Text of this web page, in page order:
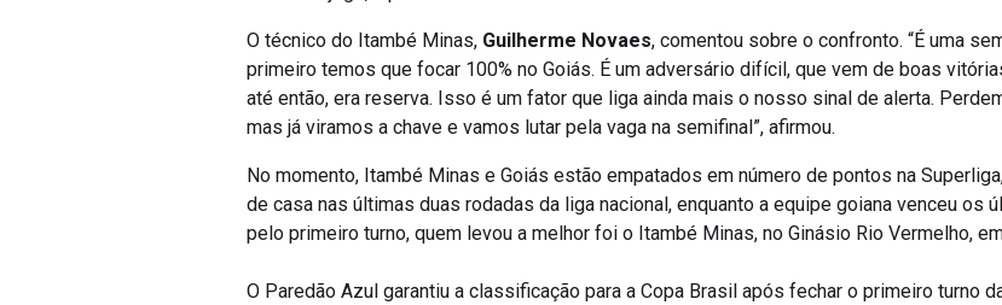
O técnico do Itambé Minas, Guilherme Novaes, comentou sobre o confronto. “É uma
primeiro temos que focar 100% no Goiás. É um adversário difícil, que vem de boas
até então, era reserva. Isso é um fator que liga ainda mais o nosso sinal de alerta.
mas já viramos a chave e vamos lutar pela vaga na semifinal”, afirmou.
No momento, Itambé Minas e Goiás estão empatados em número de pontos na
de casa nas últimas duas rodadas da liga nacional, enquanto a equipe goiana venceu
pelo primeiro turno, quem levou a melhor foi o Itambé Minas, no Ginásio Rio Vermelho,
O Paredão Azul garantiu a classificação para a Copa Brasil após fechar o primeiro turno